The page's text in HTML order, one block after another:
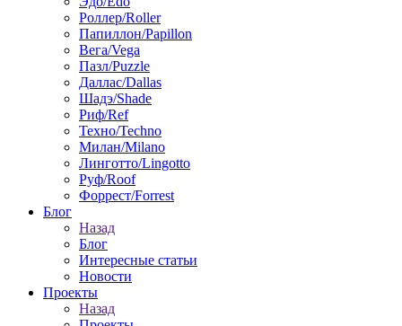
Роллер/Roller
Папиллон/Papillon
Вега/Vega
Пазл/Puzzle
Даллас/Dallas
Шадэ/Shade
Риф/Ref
Техно/Techno
Милан/Milano
Линготто/Lingotto
Руф/Roof
Форрест/Forrest
Блог
Назад
Блог
Интересные статьи
Новости
Проекты
Назад